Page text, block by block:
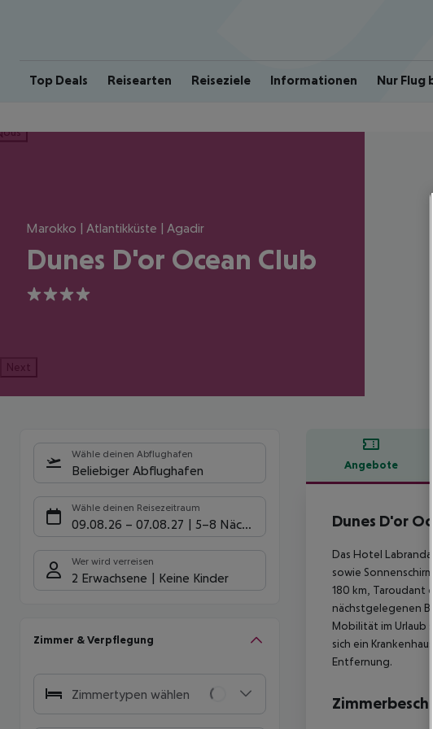
Top Deals Reisearten Reiseziele Informationen Nur Flug
Marokko | Atlantikküste | Agadir
Dunes D'or Ocean Club
4
Next
Wähle deinen Abflughafen
Beliebiger Abflughafen
Wähle deinen Reisezeitraum
09.08.26 – 07.08.27 5-8 Nächte
Wer wird verreisen
2 Erwachsene Keine Kinder
Zimmer & Verpflegung
Zimmertypen wählen
Angebote
Dunes D'or
Das Hotel
sowie
180 km, Taroudant
nächstgelegenen
Mobilität im Urlaub
sich ein
Entfernung.